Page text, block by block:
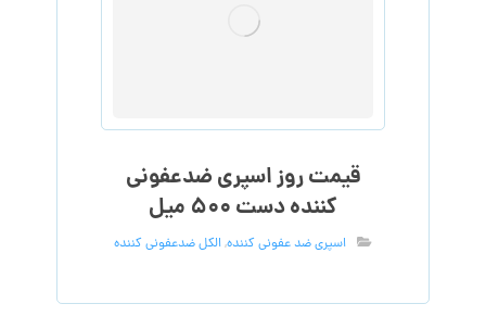
قیمت روز اسپری ضدعفونی
کننده دست ۵۰۰ میل
اسپری ضد عفونی کننده,الکل ضدعفونی کننده